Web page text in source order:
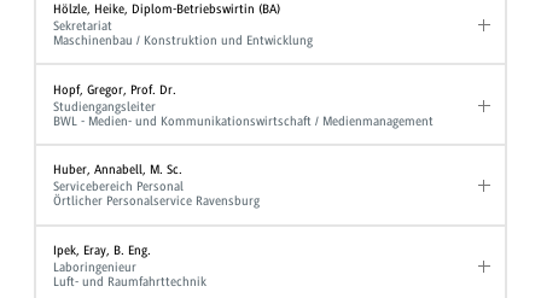
Hölzle, Heike, Diplom-Betriebswirtin (BA)
Sekretariat
Maschinenbau / Konstruktion und Entwicklung
Hopf, Gregor, Prof. Dr.
Studiengangsleiter
BWL - Medien- und Kommunikationswirtschaft / Medienmanagement
Huber, Annabell, M. Sc.
Servicebereich Personal
Örtlicher Personalservice Ravensburg
Ipek, Eray, B. Eng.
Laboringenieur
Luft- und Raumfahrttechnik